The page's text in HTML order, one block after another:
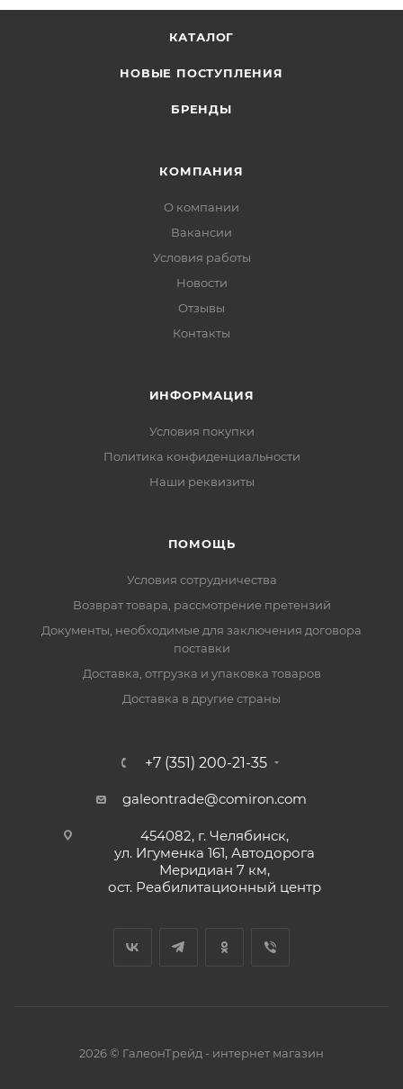
КАТАЛОГ
НОВЫЕ ПОСТУПЛЕНИЯ
БРЕНДЫ
КОМПАНИЯ
О компании
Вакансии
Условия работы
Новости
Отзывы
Контакты
ИНФОРМАЦИЯ
Условия покупки
Политика конфиденциальности
Наши реквизиты
ПОМОЩЬ
Условия сотрудничества
Возврат товара, рассмотрение претензий
Документы, необходимые для заключения договора
поставки
Доставка, отгрузка и упаковка товаров
Доставка в другие страны
+7 (351) 200-21-35
galeontrade@comiron.com
454082, г. Челябинск,
ул. Игуменка 161, Автодорога
Меридиан 7 км,
ост. Реабилитационный центр
2026 © ГалеонТрейд - интернет магазин